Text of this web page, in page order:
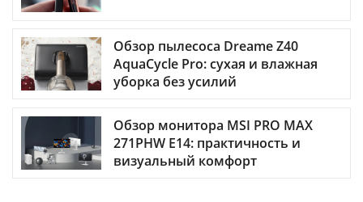
Обзор пылесоса Dreame Z40
AquaCycle Pro: сухая и влажная
уборка без усилий
Обзор монитора MSI PRO MAX
271PHW E14: практичность и
визуальный комфорт